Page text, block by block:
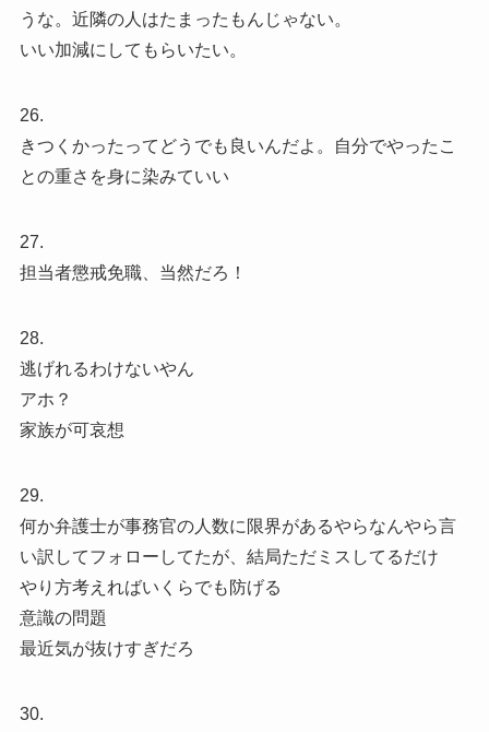
うな。近隣の人はたまったもんじゃない。
いい加減にしてもらいたい。
26.
きつくかったってどうでも良いんだよ。自分でやったこ
との重さを身に染みていい
27.
担当者懲戒免職、当然だろ！
28.
逃げれるわけないやん
アホ？
家族が可哀想
29.
何か弁護士が事務官の人数に限界があるやらなんやら言
い訳してフォローしてたが、結局ただミスしてるだけ
やり方考えればいくらでも防げる
意識の問題
最近気が抜けすぎだろ
30.